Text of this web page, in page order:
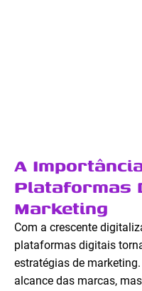
A
Plataformas
Marketing
Com a crescente
plataformas digitais
estratégias de
alcance das marcas,